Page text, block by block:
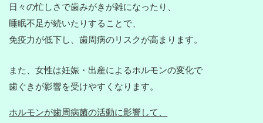
日々の忙しさで歯みがきが雑になったり、
睡眠不足が続いたりすることで、
免疫力が低下し、歯周病のリスクが高まります。
また、女性は妊娠・出産によるホルモンの変化で
歯ぐきが影響を受けやすくなります。
ホルモンが歯周病菌の活動に影響して、